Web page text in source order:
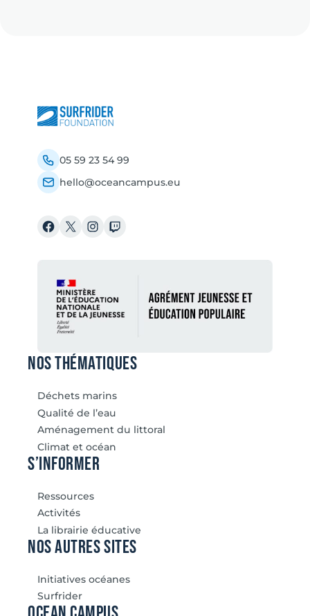
05 59 23 54 99
hello@oceancampus.eu
Facebook
X Instagram
Twitch
Nos thématiques
Déchets marins
Qualité de l’eau
Aménagement du littoral
Climat et océan
S’informer
Ressources
Activités
La librairie éducative
Nos autres sites
Initiatives océanes
Surfrider